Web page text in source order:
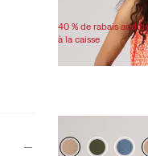
Price
is
Original
Price
was
54,95 $
40 % de rabais
à la caisse